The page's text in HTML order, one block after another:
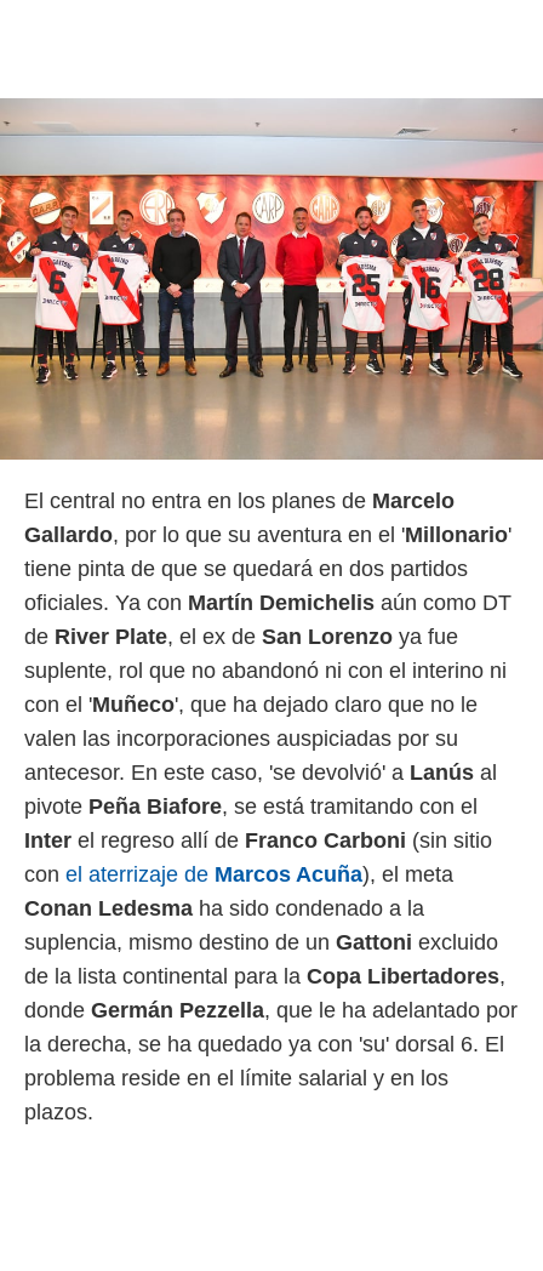
acceder a
abono
únicos
similares
como
IP
de
traten tus
a lo que
su
u
datos
momento
en
en
El central no entra en los planes de Marcelo
Gallardo, por lo que su aventura en el 'Millonario'
tiene pinta de que se quedará en dos partidos
oficiales. Ya con Martín Demichelis aún como DT
de River Plate, el ex de San Lorenzo ya fue
suplente, rol que no abandonó ni con el interino ni
con el 'Muñeco', que ha dejado claro que no le
valen las incorporaciones auspiciadas por su
antecesor. En este caso, 'se devolvió' a Lanús al
pivote Peña Biafore, se está tramitando con el
Inter el regreso allí de Franco Carboni (sin sitio
con el aterrizaje de Marcos Acuña), el meta
Conan Ledesma ha sido condenado a la
suplencia, mismo destino de un Gattoni excluido
de la lista continental para la Copa Libertadores,
donde Germán Pezzella, que le ha adelantado por
la derecha, se ha quedado ya con 'su' dorsal 6. El
problema reside en el límite salarial y en los
plazos.